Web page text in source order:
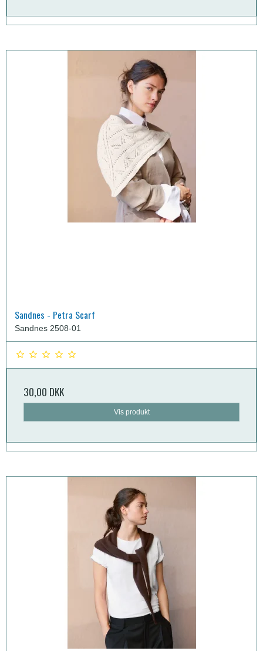
Sandnes - Petra Scarf
Sandnes 2508-01
30,00 DKK
Vis produkt